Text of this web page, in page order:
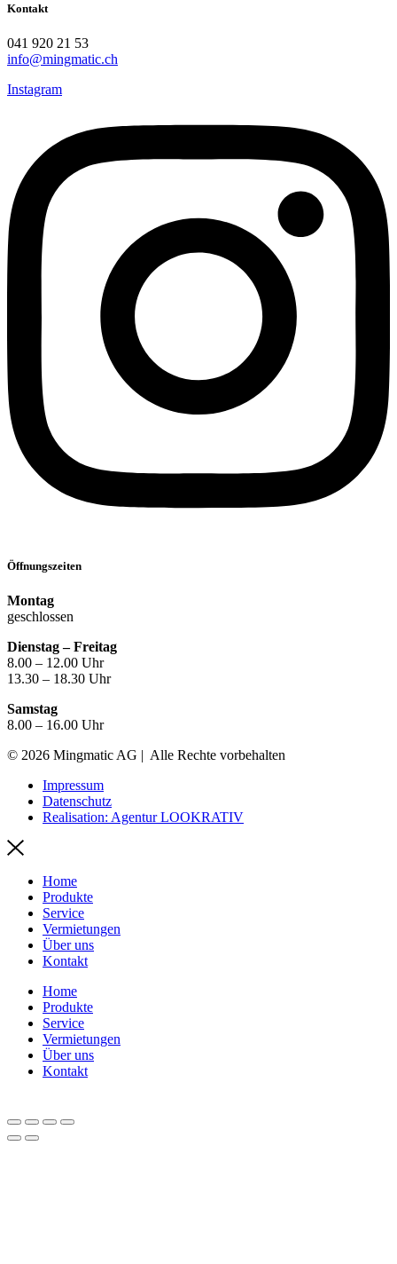
Kontakt
041 920 21 53
info@mingmatic.ch
Instagram
Öffnungszeiten
Montag
geschlossen
Dienstag – Freitag
8.00 – 12.00 Uhr
13.30 – 18.30 Uhr
Samstag
8.00 – 16.00 Uhr
© 2026 Mingmatic AG | Alle Rechte vorbehalten
Impressum
Datenschutz
Realisation: Agentur LOOKRATIV
Home
Produkte
Service
Vermietungen
Über uns
Kontakt
Home
Produkte
Service
Vermietungen
Über uns
Kontakt